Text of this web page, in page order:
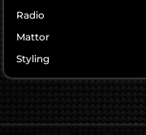
Radio
Mattor
Styling